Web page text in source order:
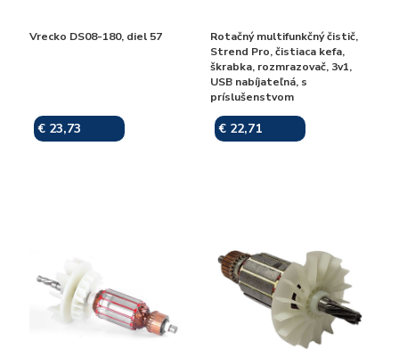
Vrecko DS08-180, diel 57
€ 23,73
Rotačný multifunkčný čistič,
Strend Pro, čistiaca kefa,
škrabka, rozmrazovač, 3v1,
USB nabíjateľná, s
príslušenstvom
€ 22,71